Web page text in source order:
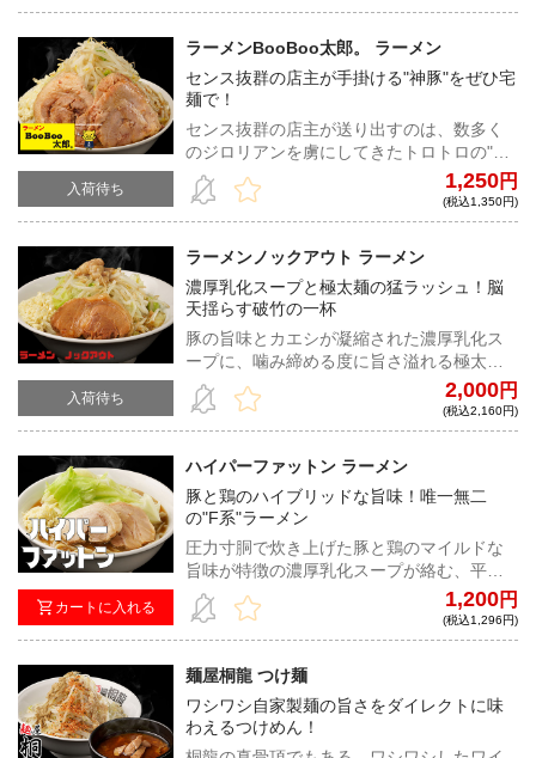
してほしい。
入荷待ち
ラーメンBooBoo太郎。 ラーメン
センス抜群の店主が手掛ける"神豚"をぜひ宅
麺で！
センス抜群の店主が送り出すのは、数多く
のジロリアンを虜にしてきたトロトロの"神
豚"とワシワシの自家製麺！すべてがハイレ
ベルな一杯を、ご自宅で是非堪能してほし
い
1,250円
(税込1,350円)
入荷待ち
ラーメンノックアウト ラーメン
濃厚乳化スープと極太麺の猛ラッシュ！脳
天揺らす破竹の一杯
豚の旨味とカエシが凝縮された濃厚乳化ス
ープに、噛み締める度に旨さ溢れる極太麺
がクリーンヒット。上品に小麦が香る強靭
なコシのワシムチ麺と極厚豚は、極上のハ
ードパンチャー
2,000円
(税込2,160円)
カートに入れる
ハイパーファットン ラーメン
豚と鶏のハイブリッドな旨味！唯一無二
の"F系"ラーメン
圧力寸胴で炊き上げた豚と鶏のマイルドな
旨味が特徴の濃厚乳化スープが絡む、平打
ちストレート麺。しっとりと肉々しい豚は
食べ応え抜群。これぞハイパーな進化を遂
げたF系の神髄！
1,200円
(税込1,296円)
麺屋桐龍 つけ麺
ワシワシ自家製麺の旨さをダイレクトに味
わえるつけめん！